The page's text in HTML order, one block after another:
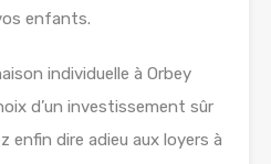
enfants.
individuelle à Orbey
d’un investissement sûr
enfin dire adieu aux loyers à